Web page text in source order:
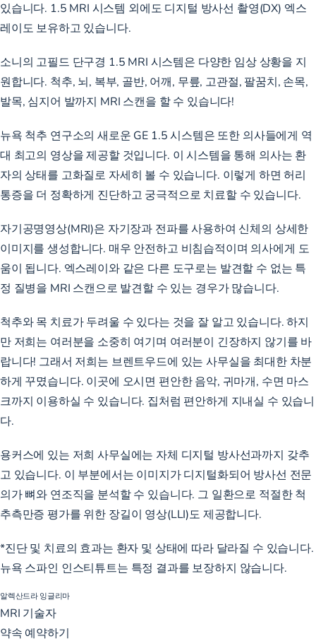
있습니다. 1.5 MRI 시스템 외에도 디지털 방사선 촬영(DX) 엑스
레이도 보유하고 있습니다.
소니의 고필드 단구경 1.5 MRI 시스템은 다양한 임상 상황을 지
원합니다. 척추, 뇌, 복부, 골반, 어깨, 무릎, 고관절, 팔꿈치, 손목,
발목, 심지어 발까지 MRI 스캔을 할 수 있습니다!
뉴욕 척추 연구소의 새로운 GE 1.5 시스템은 또한 의사들에게 역
대 최고의 영상을 제공할 것입니다. 이 시스템을 통해 의사는 환
자의 상태를 고화질로 자세히 볼 수 있습니다. 이렇게 하면 허리
통증을 더 정확하게 진단하고 궁극적으로 치료할 수 있습니다.
자기공명영상(MRI)은 자기장과 전파를 사용하여 신체의 상세한
이미지를 생성합니다. 매우 안전하고 비침습적이며 의사에게 도
움이 됩니다. 엑스레이와 같은 다른 도구로는 발견할 수 없는 특
정 질병을 MRI 스캔으로 발견할 수 있는 경우가 많습니다.
척추와 목 치료가 두려울 수 있다는 것을 잘 알고 있습니다. 하지
만 저희는 여러분을 소중히 여기며 여러분이 긴장하지 않기를 바
랍니다! 그래서 저희는 브렌트우드에 있는 사무실을 최대한 차분
하게 꾸몄습니다. 이곳에 오시면 편안한 음악, 귀마개, 수면 마스
크까지 이용하실 수 있습니다. 집처럼 편안하게 지내실 수 있습니
다.
용커스에 있는 저희 사무실에는 자체 디지털 방사선과까지 갖추
고 있습니다. 이 부분에서는 이미지가 디지털화되어 방사선 전문
의가 뼈와 연조직을 분석할 수 있습니다. 그 일환으로 적절한 척
추측만증 평가를 위한 장길이 영상(LLI)도 제공합니다.
*진단 및 치료의 효과는 환자 및 상태에 따라 달라질 수 있습니다.
뉴욕 스파인 인스티튜트는 특정 결과를 보장하지 않습니다.
알렉산드라 잉글리마
MRI 기술자
약속 예약하기